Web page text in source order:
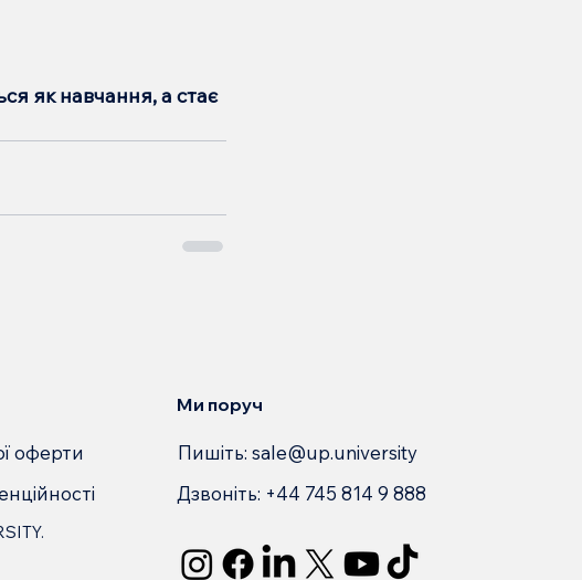
як навчання, а стає
оферти
Ми поруч
Пишіть: sale@up.university
Дзвоніть: +44 745 814 9 888